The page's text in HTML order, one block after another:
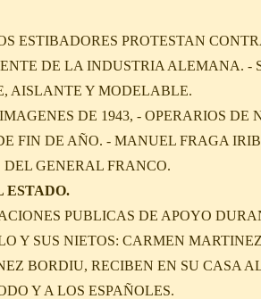
ESTIBADORES PROTESTAN
DE LA INDUSTRIA ALEMANA. -
AISLANTE Y MODELABLE.
DE 1943, - OPERARIOS DE
FIN DE AÑO. - MANUEL FRAGA
GENERAL FRANCO.
ESTADO.
PUBLICAS DE APOYO
Y SUS NIETOS: CARMEN
BORDIU, RECIBEN EN SU CASA
Y A LOS ESPAÑOLES.